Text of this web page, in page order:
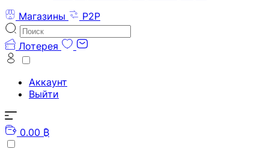
Магазины
P2P
Лотерея
Аккаунт
Выйти
0.00 ₿